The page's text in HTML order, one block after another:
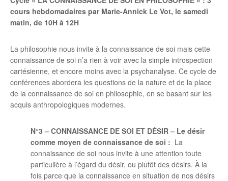
cours hebdomadaires par Marie-Annick Le Vot, le samedi
matin, de 10H à 12H
La philosophie nous invite à la connaissance de soi mais cette
connaissance de soi n’a rien à voir avec la simple introspection
cartésienne, et encore moins avec la psychanalyse. Ce cycle de
conférences abordera les questions de la nature et de la place
de la connaissance de soi en philosophie, en se basant sur les
acquis anthropologiques modernes.
N°3 – CONNAISSANCE DE SOI ET DÉSIR – Le désir
comme moyen de connaissance de soi : La
connaissance de soi nous invite à une attention toute
particulière à l’égard du désir, ou plutôt des désirs. À la
fois parce que la connaissance en situation de nos désirs